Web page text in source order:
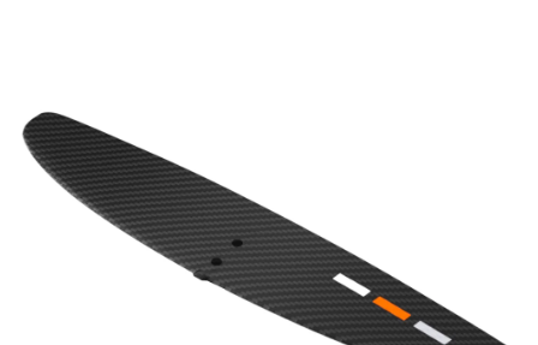
hvězdiček.